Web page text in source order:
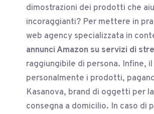
dimostrazioni dei prodotti che
incoraggianti? Per mettere in
web agency specializzata in
annunci Amazon su servizi di
raggiungibile di persona. Infine,
personalmente i prodotti,
Kasanova, brand di oggetti per
consegna a domicilio. In caso di